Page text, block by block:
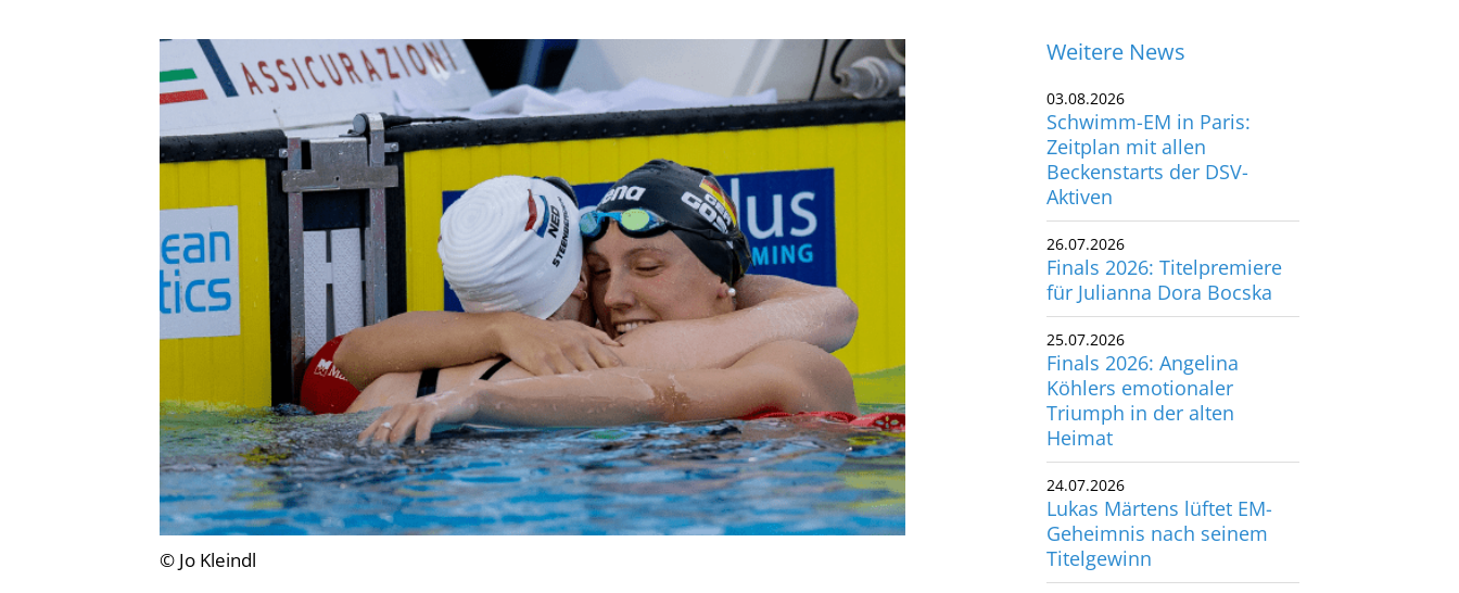
© Jo Kleindl
Weitere News
03.08.2026
Schwimm-EM in Paris:
Zeitplan mit allen
Beckenstarts der DSV-
Aktiven
26.07.2026
Finals 2026: Titelpremiere
für Julianna Dora Bocska
25.07.2026
Finals 2026: Angelina
Köhlers emotionaler
Triumph in der alten
Heimat
24.07.2026
Lukas Märtens lüftet EM-
Geheimnis nach seinem
Titelgewinn
Quicklinks
Vereinsfinder
Lizenzwesen
Zentrale Hinweisstelle
Anti-Doping
Recht auf sicheren Schwimmsport
Abteilungen
Schwimmen
Freiwasserschwimmen
Wasserspringen
Wasserball
Synchronschwimmen
Masterssport
Deutscher Schwimm-Verband e.V.
D-34132 Kassel
Fax: +49 561 94083-15
info@dsv.de